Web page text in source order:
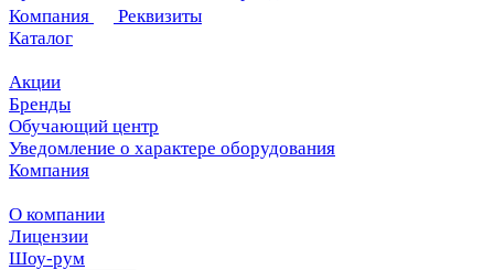
Компания
Реквизиты
Каталог
Акции
Бренды
Обучающий центр
Уведомление о характере оборудования
Компания
О компании
Лицензии
Шоу-рум